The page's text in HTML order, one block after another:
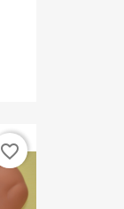
favorite_border